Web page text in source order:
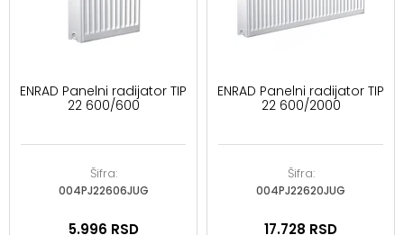
ENRAD Panelni radijator TIP
22 600/600
Šifra:
004PJ22606JUG
5.996 RSD
ENRAD Panelni radijator TIP
22 600/2000
Šifra:
004PJ22620JUG
17.728 RSD